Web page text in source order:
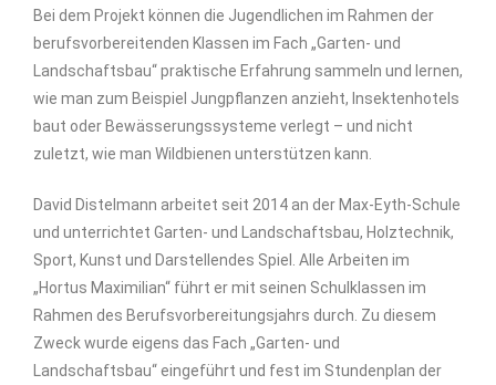
Bei dem Projekt können die Jugendlichen im Rahmen der
berufsvorbereitenden Klassen im Fach „Garten- und
Landschaftsbau“ praktische Erfahrung sammeln und lernen,
wie man zum Beispiel Jungpflanzen anzieht, Insektenhotels
baut oder Bewässerungssysteme verlegt – und nicht
zuletzt, wie man Wildbienen unterstützen kann.
David Distelmann arbeitet seit 2014 an der Max-Eyth-Schule
und unterrichtet Garten- und Landschaftsbau, Holztechnik,
Sport, Kunst und Darstellendes Spiel. Alle Arbeiten im
„Hortus Maximilian“ führt er mit seinen Schulklassen im
Rahmen des Berufsvorbereitungsjahrs durch. Zu diesem
Zweck wurde eigens das Fach „Garten- und
Landschaftsbau“ eingeführt und fest im Stundenplan der